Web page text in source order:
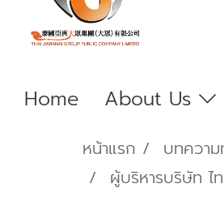
Home About Us
หน้าแรก บทควา
ผู้บริหารบริษัท ไ